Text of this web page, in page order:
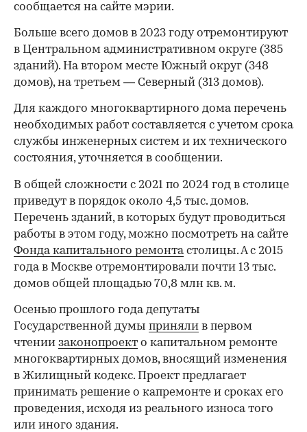
сообщается на сайте мэрии.
Больше всего домов в 2023 году отремонтируют
в Центральном административном округе (385
зданий). На втором месте Южный округ (348
домов), на третьем — Северный (313 домов).
Для каждого многоквартирного дома перечень
необходимых работ составляется с учетом срока
службы инженерных систем и их технического
состояния, уточняется в сообщении.
В общей сложности с 2021 по 2024 год в столице
приведут в порядок около 4,5 тыс. домов.
Перечень зданий, в которых будут проводиться
работы в этом году, можно посмотреть на сайте
Фонда капитального ремонтастолицы. А с 2015
года в Москве отремонтировали почти 13 тыс.
домов общей площадью 70,8 млн кв. м.
Осенью прошлого года депутаты
Государственной думы приняли в первом
чтении законопроект о капитальном ремонте
многоквартирных домов, вносящий изменения
в Жилищный кодекс. Проект предлагает
принимать решение о капремонте и сроках его
проведения, исходя из реального износа того
или иного здания.